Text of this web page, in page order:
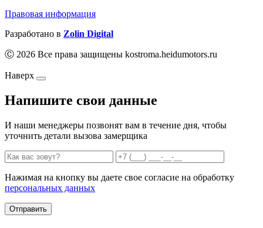
Правовая информация
Разработано в Zolin Digital
Ⓒ 2026 Все права защищены kostroma.heidumotors.ru
Наверх
Напишите свои данные
И наши менеджеры позвонят вам в течение дня, чтобы
уточнить детали вызова замерщика
Нажимая на кнопку вы даете свое согласие на обработку
персональных данных
Отправить